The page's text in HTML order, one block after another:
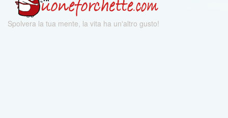
Spolvera la tua mente, la vita ha un'altro gusto!